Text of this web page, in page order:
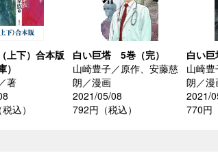
上下）合本版
）
著
込）
白い巨塔 5巻（完）
山崎豊子／原作、安藤慈
朗／漫画
2021/05/08
792円（税込）
白い
山崎
朗／漫
2021/
770円